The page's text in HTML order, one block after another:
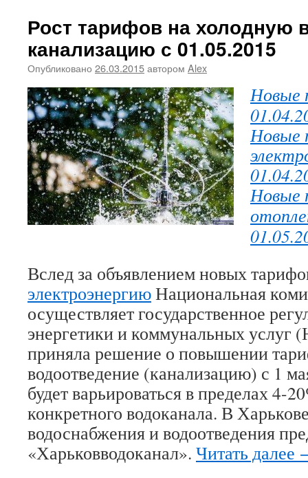
Рост тарифов на холодную
канализацию с 01.05.2015
Опубликовано 26.03.2015автором Alex
Новые
Новые
Новые
Вслед за объявлением новых
электроэнергиюНациональная
осуществляет государственное
энергетики и коммунальных услуг
приняла решение о повышении
водоотведение (канализацию) с 1
будет варьироваться в пределах 4-
конкретного водоканала. В
водоснабжения и водоотведения
«Харьковводоканал». Читать далее